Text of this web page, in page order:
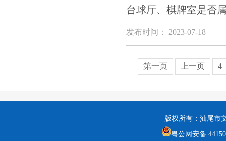
台球厅、棋牌室是否
发布时间： 2023-07-18
第一页 上一页 4
版权所有：汕尾市
粤公网安备